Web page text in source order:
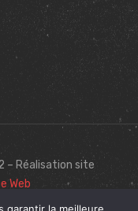
– Réalisation site
Web